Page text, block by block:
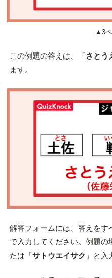
▲3ペ
この例題の答えは、 「さと
ます。
解答フォームには、答えをす
で入力してください。例題の
たは「 サトウエイサク 」と入